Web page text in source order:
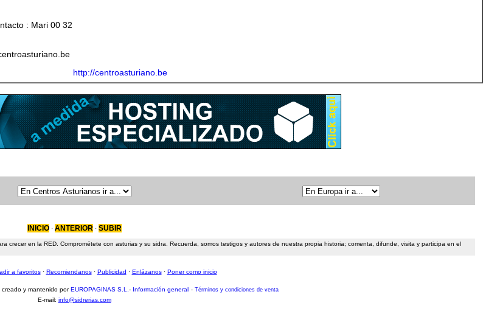
: Mari 00 32
http://centroasturiano.be
INICIO· ANTERIOR · SUBIR
crecer en la RED. Comprométete con asturias y su sidra. Recuerda, somos testigos y autores de nuestra propia historia; comenta, difunde, visita y participa en el
a favoritos· Recomiendanos· Publicidad · Enlázanos· Poner como inicio
y mantenido porEUROPAGINAS S.L. - Información general - Términos y condiciones de venta
E-mail: info@sidrerias.com